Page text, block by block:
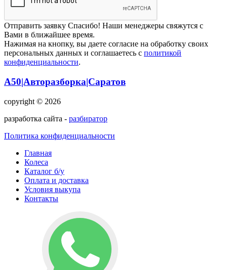
Отправить заявку Спасибо! Наши менеджеры свяжутся с
Вами в ближайшее время.
Нажимая на кнопку, вы даете согласие на обработку своих
персональных данных и соглашаетесь с политикой
конфиденциальности.
А50|Авторазборка|Саратов
copyright © 2026
разработка сайта - разбиратор
Политика конфиденциальности
Главная
Колеса
Каталог б/у
Оплата и доставка
Условия выкупа
Контакты